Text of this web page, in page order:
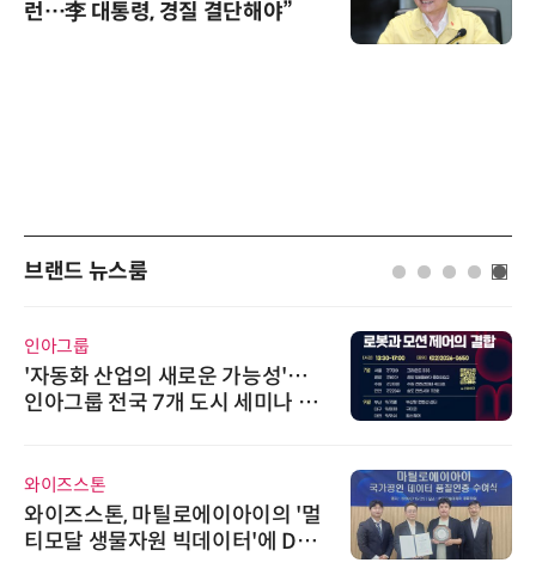
런…李 대통령, 경질 결단해야”
브랜드 뉴스룸
인아그룹
'자동화 산업의 새로운 가능성'…
인아그룹 전국 7개 도시 세미나 페
와이즈스톤
와이즈스톤, 마틸로에이아이의 '멀
티모달 생물자원 빅데이터'에 DQ